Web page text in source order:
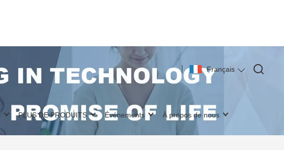
Français
PLUS DE PRODUITS Événements À propos de nous